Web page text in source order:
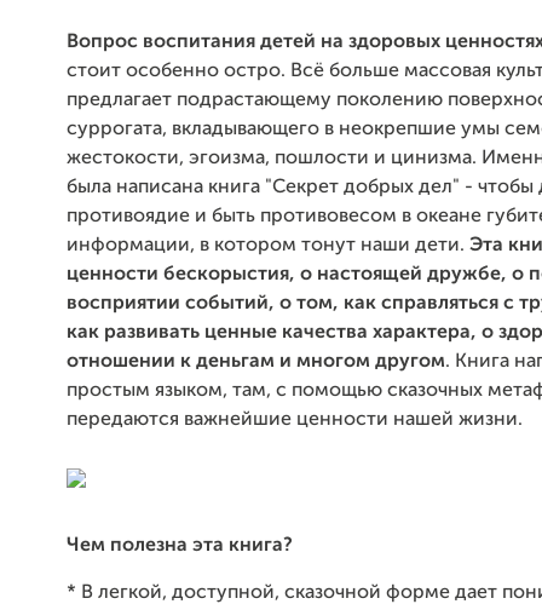
Вопрос воспитания детей на здоровых
стоит особенно остро. Всё больше массовая
предлагает подрастающему поколению
суррогата, вкладывающего в неокрепшие умы
жестокости, эгоизма, пошлости и цинизма.
была написана книга "Секрет добрых дел" - чтобы
противоядие и быть противовесом в океане
информации, в котором тонут наши дети. Эта
ценности бескорыстия, о настоящей дружбе, о
восприятии событий, о том, как справляться с
как развивать ценные качества характера, о
отношении к деньгам и многом другом. Книга
простым языком, там, с помощью сказочных
передаются важнейшие ценности нашей жизни.
Чем полезна эта книга?
* В легкой, доступной, сказочной форме дает